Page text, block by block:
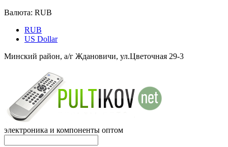
Валюта: RUB
RUB
US Dollar
Минский район, а/г Ждановичи, ул.Цветочная 29-3
электроника и компоненты оптом